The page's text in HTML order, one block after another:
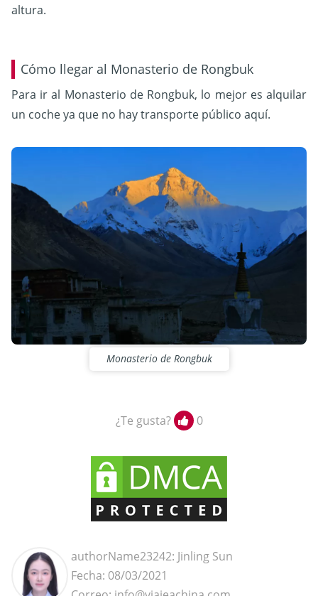
altura.
Cómo llegar al Monasterio de Rongbuk
Para ir al Monasterio de Rongbuk, lo mejor es alquilar
un coche ya que no hay transporte público aquí.
Monasterio de Rongbuk
authorName23242: Jinling Sun
Fecha: 08/03/2021
¿Te gusta? 0